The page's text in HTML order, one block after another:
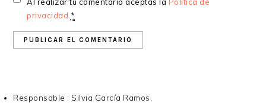
privacidad *
Responsable : Silvia García Ramos.